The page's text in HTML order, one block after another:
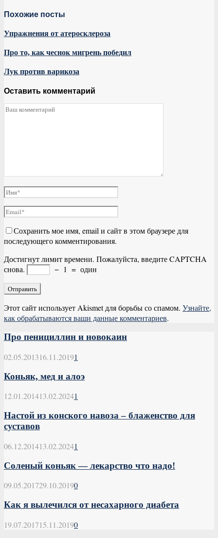
Похожие посты
Упражнения от атеросклероза
Про то, как чеснок мигрень победил
Лук против варикоза
Оставить комментарий
Сохранить мое имя, email и сайт в этом браузере для
последующего комментирования.
Достигнут лимит времени. Пожалуйста, введите CAPTCHA
снова.
− 1 = один
Этот сайт использует Akismet для борьбы со спамом. Узнайте,
как обрабатываются ваши данные комментариев.
Про пенициллин и новокаин
02.05.201316.11.20191
Коньяк, мед и алоэ
12.01.201413.02.20241
Настой из конского навоза – блаженство для
суставов
06.12.201413.02.20241
Соленый коньяк — лекарство что надо!
09.05.201729.10.20190
Как я вылечился от несахарного диабета
19.07.201715.11.20190